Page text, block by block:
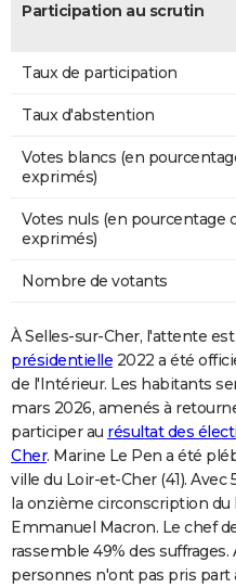
Participation au scrutin
Taux de participation
Taux d'abstention
Votes blancs (en
exprimés)
Votes nuls (en pourcentage
exprimés)
Nombre de votants
À Selles-sur-Cher, l'attente est
présidentielle 2022 a été
de l'Intérieur. Les habitants
mars 2026, amenés à
participer au résultat des
Cher. Marine Le Pen a été
ville du Loir-et-Cher (41). Avec
la onzième circonscription du
Emmanuel Macron. Le chef
rassemble 49% des
personnes n'ont pas pris part